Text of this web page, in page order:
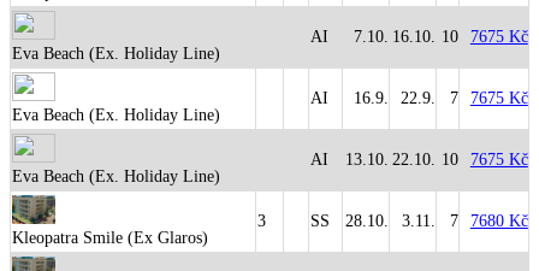
Eva Beach (Ex. Holiday Line)
AI 7.10. 16.10. 10 7675 Kč
Eva Beach (Ex. Holiday Line)
AI 16.9. 22.9. 7 7675 Kč
Eva Beach (Ex. Holiday Line)
AI 13.10. 22.10. 10 7675 Kč
Kleopatra Smile (Ex Glaros)
3 SS 28.10. 3.11. 7 7680 Kč